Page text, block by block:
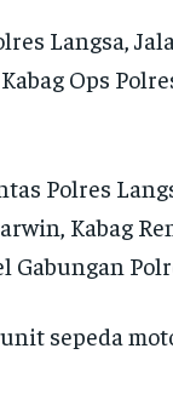
Langsa,
Ops
Polres
Kabag
Gabungan
sepeda